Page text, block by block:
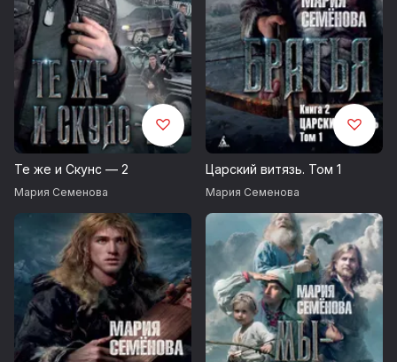
Те же и Скунс — 2
Мария Семенова
Царский витязь. Том 1
Мария Семенова